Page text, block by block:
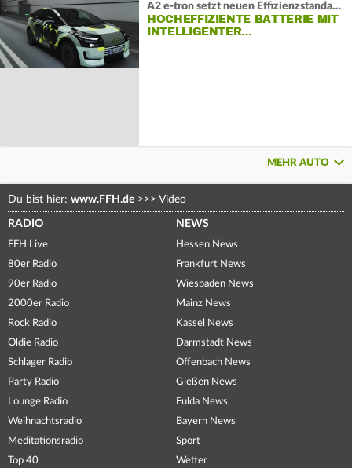
A2 e-tron setzt neuen Effizienzstandard bei Audi
HOCHEFFIZIENTE BATTERIE MIT
INTELLIGENTER…
MEHR AUTO
Du bist hier: www.FFH.de >>> Video
RADIO
FFH Live
80er Radio
90er Radio
2000er Radio
Rock Radio
Oldie Radio
Schlager Radio
Party Radio
Lounge Radio
Weihnachtsradio
Meditationsradio
Top 40
NEWS
Hessen News
Frankfurt News
Wiesbaden News
Mainz News
Kassel News
Darmstadt News
Offenbach News
Gießen News
Fulda News
Bayern News
Sport
Wetter